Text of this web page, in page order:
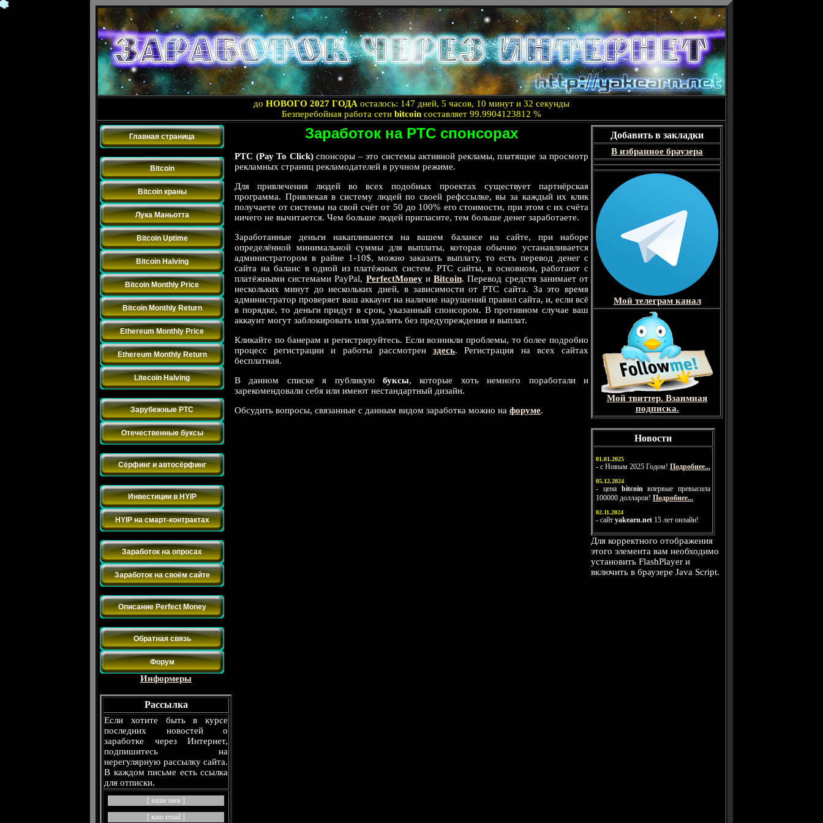
до НОВОГО 2027 ГОДА осталось: 147 дней, 5 часов, 10 минут и 32 секунды
Безперебойная работа сети bitcoin составляет 99.9904123812 %
Главная страница
Bitcoin
Bitcoin краны
Лука Маньотта
Bitcoin Uptime
Bitcoin Halving
Bitcoin Monthly Price
Bitcoin Monthly Return
Ethereum Monthly Price
Ethereum Monthly Return
Litecoin Halving
Зарубежные PTC
Отечественные буксы
Сёрфинг и автосёрфинг
Инвестиции в HYIP
HYIP на смарт-контрактах
Заработок на опросах
Заработок на своём сайте
Описание Perfect Money
Обратная связь
Форум
Информеры
Рассылка
Если хотите быть в курсе
последних новостей о
заработке через Интернет,
подпишитесь на
нерегулярную рассылку сайта.
В каждом письме есть ссылка
для отписки.
Заработок на PTC спонсорах
РТС (Рау To Click)спонсоры – это системы активной рекламы, платящие за просмотр
рекламных страниц рекламодателей в ручном режиме.
Для привлечения людей во всех подобных проектах существует партнёрская
программа. Привлекая в систему людей по своей рефссылке, вы за каждый их клик
получаете от системы на свой счёт от 50 до 100% его стоимости, при этом с их счёта
ничего не вычитается. Чем больше людей пригласите, тем больше денег заработаете.
Заработанные деньги накапливаются на вашем балансе на сайте, при наборе
определённой минимальной суммы для выплаты, которая обычно устанавливается
администратором в райне 1-10$, можно заказать выплату, то есть перевод денег с
сайта на баланс в одной из платёжных систем. PTC сайты, в основном, работают с
платёжными системами PayPal, PerfectMoneyиBitcoin. Перевод средств занимает от
нескольких минут до нескольких дней, в зависимости от PTC сайта. За это время
администратор проверяет ваш аккаунт на наличие нарушений правил сайта, и, если всё
в порядке, то деньги придут в срок, указанный спонсором. В противном случае ваш
аккаунт могут заблокировать или удалить без предупреждения и выплат.
Кликайте по банерам и регистрируйтесь. Если возникли проблемы, то более подробно
процесс регистрации и работы рассмотренздесь. Регистрация на всех сайтах
бесплатная.
В данном списке я публикую буксы, которые хоть немного поработали и
зарекомендовали себя или имеют нестандартный дизайн.
Обсудить вопросы, связанные с данным видом заработка можно на форуме.
Добавить в закладки
В избранное браузера
Мой телеграм канал
Мой твиттер. Взаимная
подписка.
Новости
01.01.2025
- с Новым 2025 Годом! Подробнее...
05.12.2024
- цена bitcoinвпервые превысила
100000 долларов! Подробнее...
02.11.2024
- сайт yakearn.net 15 лет онлайн!
Для корректного отображения
этого элемента вам необходимо
установить FlashPlayer и
включить в браузере Java Script.